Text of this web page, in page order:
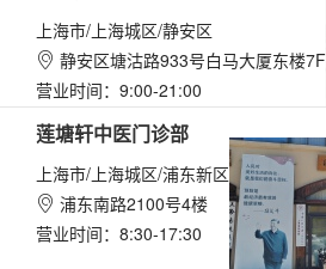
上海市/上海城区/静安区
 静安区塘沽路933号白马大厦东楼7F
营业时间：9:00-21:00
莲塘轩中医门诊部
上海市/上海城区/浦东新区
 浦东南路2100号4楼
营业时间：8:30-17:30